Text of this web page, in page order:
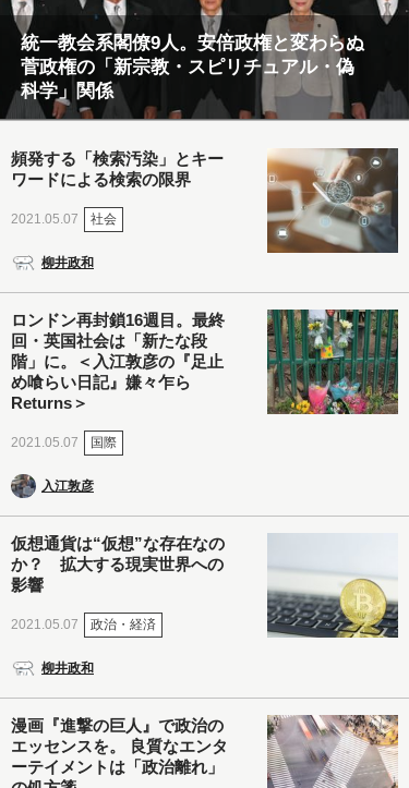
統一教会系閣僚9人。安倍政権と変わらぬ
菅政権の「新宗教・スピリチュアル・偽
科学」関係
頻発する「検索汚染」とキー
ワードによる検索の限界
2021.05.07 社会
柳井政和
ロンドン再封鎖16週目。最終
回・英国社会は「新たな段
階」に。＜入江敦彦の『足止
め喰らい日記』嫌々乍ら
Returns＞
2021.05.07 国際
入江敦彦
仮想通貨は“仮想”な存在なの
か？ 拡大する現実世界への
影響
2021.05.07 政治・経済
柳井政和
漫画『進撃の巨人』で政治の
エッセンスを。 良質なエンタ
ーテイメントは「政治離れ」